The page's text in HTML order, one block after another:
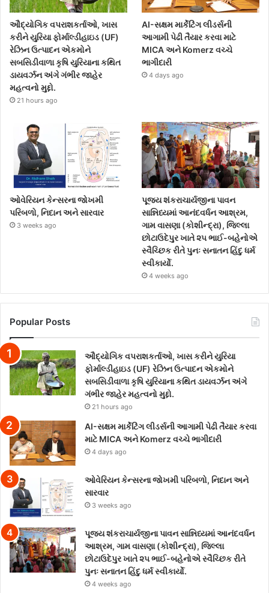
ઔદ્યોગિક વપરાશકર્તાઓ, ખાસ
કરીને યુરિયા ફોર્માલ્ડીહાઇડ (UF)
રેઝિન ઉત્પાદન એકમોને
સબસિડીવાળા કૃષિ યુરિયાના કથિત
ડાયવર્ઝન અંગે ગંભીર જાહેર
મહત્વનો મુદ્દો.
21 hours ago
AI-સક્ષમ માર્કેટિંગ લીડર્સની
આગામી પેઢી તૈયાર કરવા માટે
MICA અને Komerz વચ્ચે
ભાગીદારી
4 days ago
ઓવેરિયન કેન્સરના જોખમી
પરિબળો, નિદાન અને સારવાર
3 weeks ago
પૂજ્ય શંકરાચાર્યજીના પાવન
સાન્નિધ્યમાં આનંદવર્ધન આશ્રમ,
ગામ વાસણા (કોશીન્દ્રા), જિલ્લા
છોટાઉદેપુર ખાતે ૨૫ ભાઈ-બહેનોએ
સ્વૈચ્છિક રીતે પુનઃ સનાતન હિંદુ ધર્મ
સ્વીકાર્યો.
4 weeks ago
Popular Posts
ઔદ્યોગિક વપરાશકર્તાઓ, ખાસ કરીને યુરિયા
ફોર્માલ્ડીહાઇડ (UF) રેઝિન ઉત્પાદન એકમોને
સબસિડીવાળા કૃષિ યુરિયાના કથિત ડાયવર્ઝન અંગે
ગંભીર જાહેર મહત્વનો મુદ્દો.
21 hours ago
AI-સક્ષમ માર્કેટિંગ લીડર્સની આગામી પેઢી તૈયાર કરવા
માટે MICA અને Komerz વચ્ચે ભાગીદારી
4 days ago
ઓવેરિયન કેન્સરના જોખમી પરિબળો, નિદાન અને
સારવાર
3 weeks ago
પૂજ્ય શંકરાચાર્યજીના પાવન સાન્નિધ્યમાં આનંદવર્ધન
આશ્રમ, ગામ વાસણા (કોશીન્દ્રા), જિલ્લા
છોટાઉદેપુર ખાતે ૨૫ ભાઈ-બહેનોએ સ્વૈચ્છિક રીતે
પુનઃ સનાતન હિંદુ ધર્મ સ્વીકાર્યો.
4 weeks ago